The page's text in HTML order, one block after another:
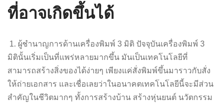
ที่อาจเกิดขึ้นได้
1. ผู้ชำนาญการด้านเครื่องพิมพ์ 3 มิติ ปัจจุบันเครื่องพิมพ์ 3
มิตินั้นเริ่มเป็นที่แพร่หลายมากขึ้น มันเป็นเทคโนโลยีที่
สามารถสร้างสิ่งของได้ง่ายๆ เพียงแค่สั่งพิมพ์ขึ้นมาราวกับสั่ง
ให้ถ่ายเอกสาร และเชื่อเลยว่าในอนาคตเทคโนโลยีนี้จะมีส่วน
สำคัญในชีวิตมากๆ ทั้งการสร้างบ้าน สร้างหุ่นยนต์ นวัตกรรม